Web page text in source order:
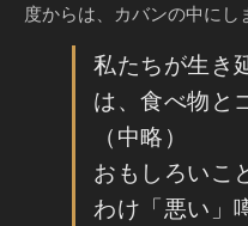
度からは、カバンの中にし
私たちが生き
は、食べ物と
（中略）
おもしろいこ
わけ「悪い」